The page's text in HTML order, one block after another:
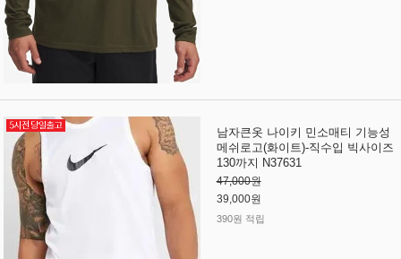
남자큰옷 나이키 민소매티 기능성
메쉬로고(화이트)-직수입 빅사이즈
130까지 N37631
47,000원
39,000원
390원 적립